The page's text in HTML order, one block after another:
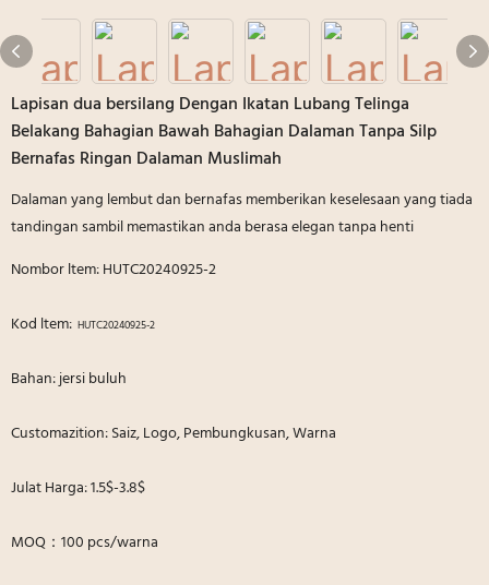
Lapisan dua bersilang Dengan Ikatan Lubang Telinga
Belakang Bahagian Bawah Bahagian Dalaman Tanpa Silp
Bernafas Ringan Dalaman Muslimah
Dalaman yang lembut dan bernafas memberikan keselesaan yang tiada
tandingan sambil memastikan anda berasa elegan tanpa henti
Nombor ltem: HUTC20240925-2
Kod ltem: HUTC20240925-2
Bahan: jersi buluh
Customazition: Saiz, Logo, Pembungkusan, Warna
Julat Harga: 1.5$-3.8$
MOQ：100 pcs/warna